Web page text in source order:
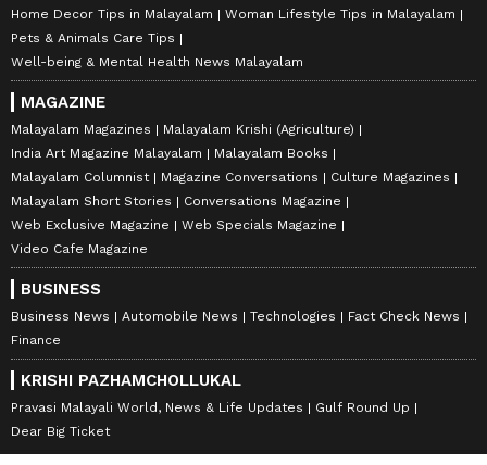
Home Decor Tips in Malayalam
Woman Lifestyle Tips in Malayalam
Pets & Animals Care Tips
Well-being & Mental Health News Malayalam
MAGAZINE
Malayalam Magazines
Malayalam Krishi (Agriculture)
India Art Magazine Malayalam
Malayalam Books
Malayalam Columnist
Magazine Conversations
Culture Magazines
Malayalam Short Stories
Conversations Magazine
Web Exclusive Magazine
Web Specials Magazine
Video Cafe Magazine
BUSINESS
Business News Automobile News Technologies
Fact Check News
Finance
KRISHI PAZHAMCHOLLUKAL
Pravasi Malayali World, News & Life Updates
Gulf Round Up
Dear Big Ticket